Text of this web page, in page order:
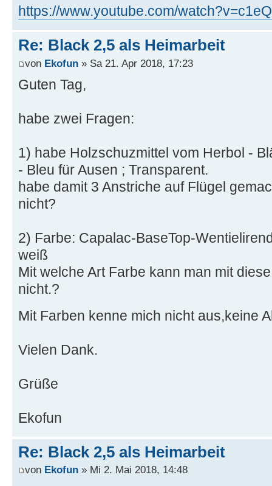
Heute habe Probe gemacht,kam
Anlaufprobe gemacht.Windrad ist noch
mache nach lakierung.
Windrad leuft bei ca 1,6 m/s und bei ca
schnel,so habe ihn gebremsst,fing er
schwach und er ist nicht für Betrieb
früh(unbelastet)an,und hat
Grüße
Ekofun
https://www.youtube.com/
Re: Black 2,5 als Heimarbeit
von Ekofun » Sa 21. Apr 2018, 17:23
Guten Tag,
habe zwei Fragen:
1) habe Holzschuzmittel vom Herbol -
habe damit 3 Anstriche auf Flügel
2) Farbe: Capalac-BaseTop-
weiß
Mit welche Art Farbe kann man mit